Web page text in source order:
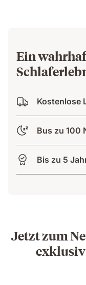
Ein
Kostenlose
Bus zu 100
Bis zu 5
Jetzt zum
exklusiv